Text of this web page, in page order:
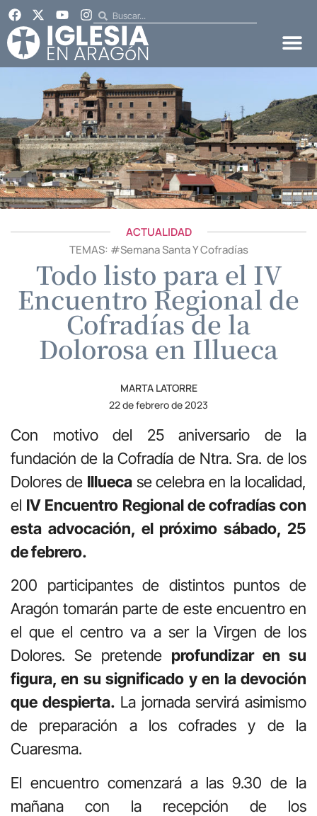
ACTUALIDAD
TEMAS: #Semana Santa Y Cofradías
Todo listo para el IV
Encuentro Regional de
Cofradías de la
Dolorosa en Illueca
MARTA LATORRE
22 de febrero de 2023
Con motivo del 25 aniversario de la
fundación de la Cofradía de Ntra. Sra. de los
Dolores de Illuecase celebra en la localidad,
el IV Encuentro Regional de cofradías con
esta advocación, el próximo sábado, 25
de febrero.
200 participantes de distintos puntos de
Aragón tomarán parte de este encuentro en
el que el centro va a ser la Virgen de los
Dolores. Se pretende profundizar en su
figura, en su significado y en la devoción
que despierta. La jornada servirá asimismo
de preparación a los cofrades y de la
Cuaresma.
El encuentro comenzará a las 9.30 de la
mañana con la recepción de los